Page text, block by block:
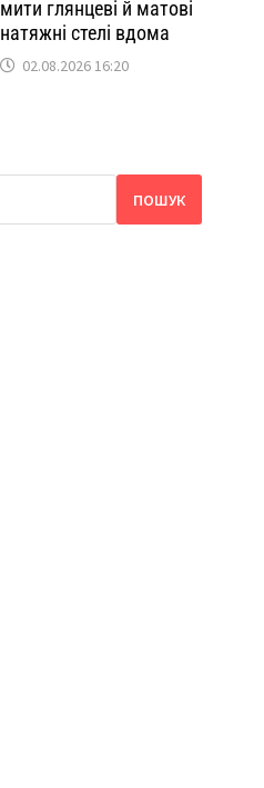
мити глянцеві й матові
натяжні стелі вдома
02.08.2026 16:20
ПОШУК